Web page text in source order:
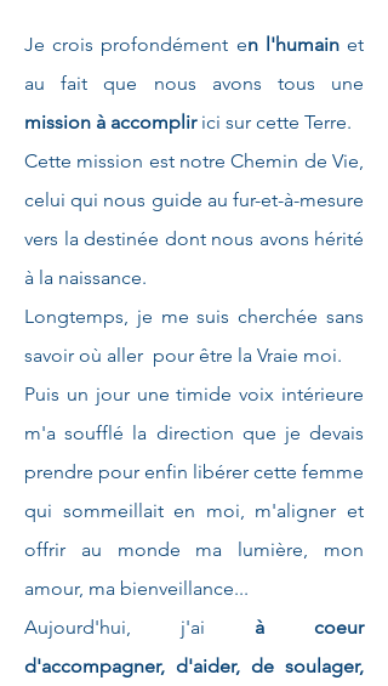
Je crois profondément en l'humainet
au fait que nous avons tous une
mission à accomplirici sur cette Terre.
Cette mission est notre Chemin de Vie,
celui qui nous guide au fur-et-à-mesure
vers la destinée dont nous avons hérité
à la naissance.
Longtemps, je me suis cherchée sans
savoir où aller pour être la Vraie moi.
Puis un jour une timide voix intérieure
m'a soufflé la direction que je devais
prendre pour enfin libérer cette femme
qui sommeillait en moi, m'aligner et
offrir au monde ma lumière, mon
amour, ma bienveillance...
Aujourd'hui, j'ai à coeur
d'accompagner, d'aider, de soulager,